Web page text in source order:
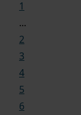
1
...
2
3
4
5
6